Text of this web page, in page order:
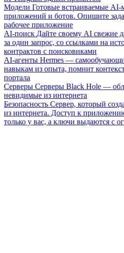
Модели Готовые встраиваемые
приложений и ботов. Опишите
рабочее приложение
AI-поиск Дайте своему AI свежие
за один запрос, со ссылками на
контрактов с поисковиками
AI-агенты Hermes —
навыкам из опыта, помнит
портала
Серверы Серверы Black Hole —
невидимые из интернета
Безопасность Сервер, который
из интернета. Доступ к
только у вас, а ключи выдаются с